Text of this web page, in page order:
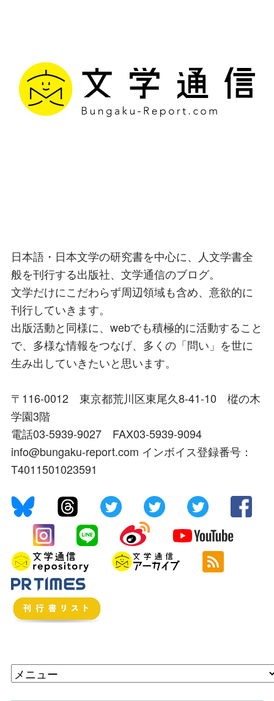
日本語・日本文学の研究書を中心に、人文学書全
般を刊行する出版社、文学通信のブログ。
文学だけにこだわらず周辺領域も含め、意欲的に
刊行していきます。
出版活動と同様に、webでも積極的に活動すること
で、多様な情報をつなげ、多くの「問い」を世に
生み出していきたいと思います。
〒116-0012 東京都荒川区東尾久8-41-10 樅の木
学園3階
電話03-5939-9027 FAX03-5939-9094
info@bungaku-report.com インボイス登録番号：
T4011501023591